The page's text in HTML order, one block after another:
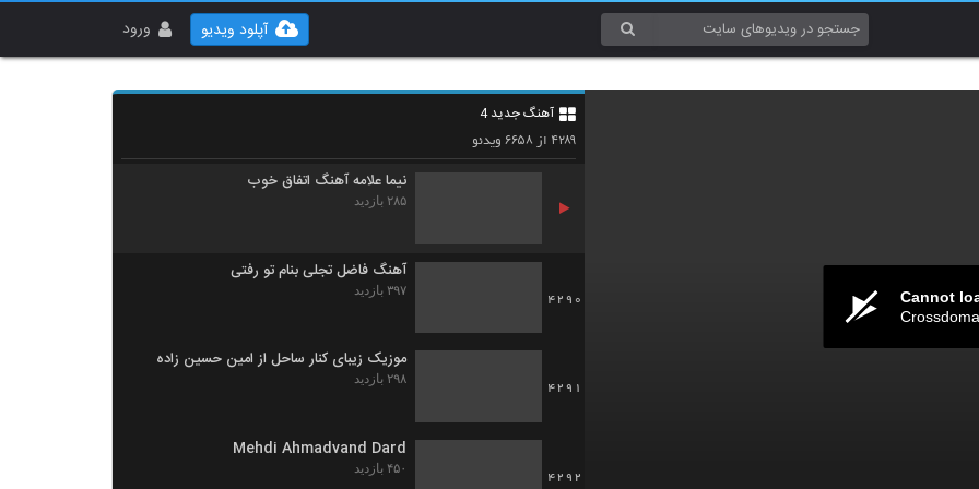
ورود آپلود ویدیو
Cannot
آهنگ جدید 4
۴۲۸۹ از ۶۶۵۸ویدئو
4288
Mohammad Majlesi Bargard
نیما علامه آهنگ اتفاق خوب
۲۸۵ بازدید
4290
آهنگ فاضل تجلی بنام تو رفتی
۳۹۷ بازدید
4291
موزیک زیبای کنار ساحل از امین حسین زاده
۲۹۸ بازدید
4292
Mehdi Ahmadvand Dard
۴۵۰ بازدید